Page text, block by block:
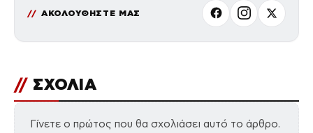
ΑΚΟΛΟΥΘΗΣΤΕ ΜΑΣ
// ΣΧΟΛΙΑ
Γίνετε ο πρώτος που θα σχολιάσει αυτό το άρθρο.